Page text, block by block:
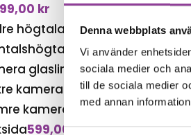
Denna webbplats
Vi använder
sociala medier och
till de sociala medier
med annan
kr
högtalare
499,00kr
499,00kr
glaslins
499,00kr
kamera 699,00kr
kamera
599,00kr
599,00kr